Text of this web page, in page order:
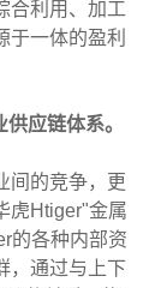
合利用、加工
于一体的盈利
应链体系。
间的竞争，更
虎Htiger"金属
的各种内部资
，通过与上下